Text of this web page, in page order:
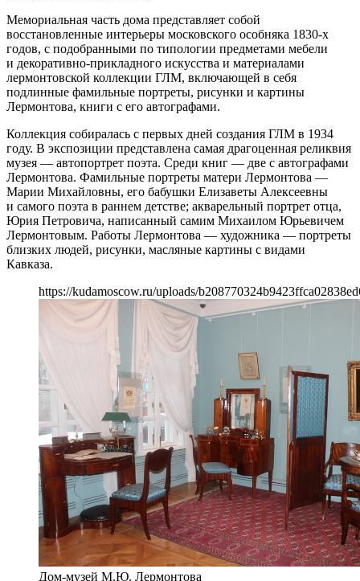
Мемориальная часть дома представляет собой
восстановленные интерьеры московского особняка 1830-х
годов, с подобранными по типологии предметами мебели
и декоративно-прикладного искусства и материалами
лермонтовской коллекции ГЛМ, включающей в себя
подлинные фамильные портреты, рисунки и картины
Лермонтова, книги с его автографами.
Коллекция собиралась с первых дней создания ГЛМ в 1934
году. В экспозиции представлена самая драгоценная реликвия
музея — автопортрет поэта. Среди книг — две с автографами
Лермонтова. Фамильные портреты матери Лермонтова —
Марии Михайловны, его бабушки Елизаветы Алексеевны
и самого поэта в раннем детстве; акварельный портрет отца,
Юрия Петровича, написанный самим Михаилом Юрьевичем
Лермонтовым. Работы Лермонтова — художника — портреты
близких людей, рисунки, масляные картины с видами
Кавказа.
https://kudamoscow.ru/uploads/
Дом-музей М.Ю. Лермонтова